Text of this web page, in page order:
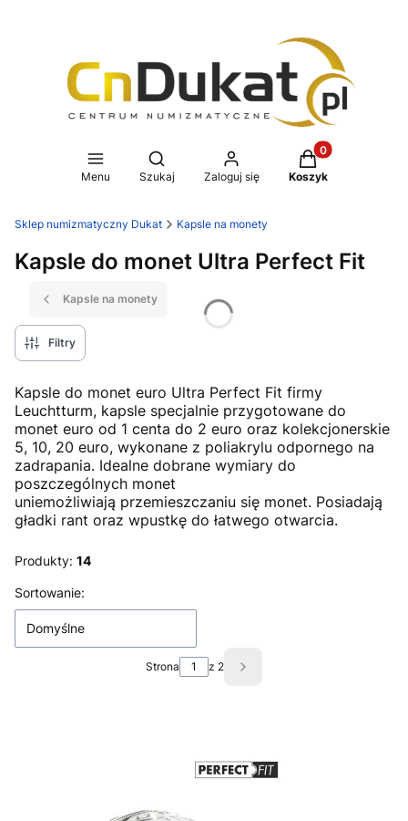
Menu
Otwórz wyszukiwarkę
Szukaj Zaloguj się
Produkty w
Koszyk
Sklep numizmatyczny Dukat Kapsle na monety
Kapsle do monet Ultra Perfect Fit
Kapsle na monety
Filtry
Kapsle do monet euro Ultra Perfect Fit firmy
Leuchtturm, kapsle specjalnie przygotowane do
monet euro od 1 centa do 2 euro oraz kolekcjonerskie
5, 10, 20 euro, wykonane z poliakrylu odpornego na
zadrapania. Idealne dobrane wymiary do
poszczególnych monet
uniemożliwiają przemieszczaniu się monet. Posiadają
gładki rant oraz wpustkę do łatwego otwarcia.
Produkty: 14
Lista produktów
Sortowanie:
Domyślne
Strona z 2 Następne produkty